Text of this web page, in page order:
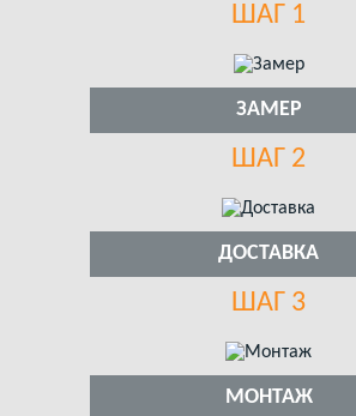
ШАГ 1
ЗАМЕР
ШАГ 2
ДОСТАВКА
ШАГ 3
МОНТАЖ